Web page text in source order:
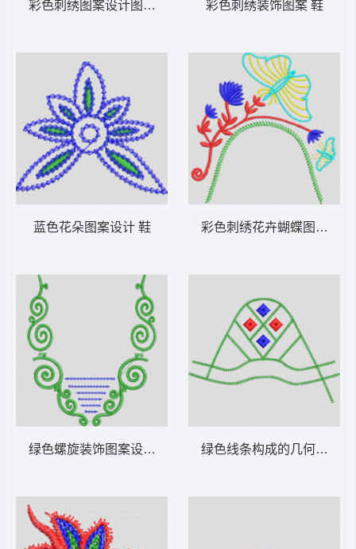
彩色刺绣图案设计图 鞋
蓝色花朵图案设计 鞋
绿色螺旋装饰图案设计 鞋
彩色刺绣装饰图案 鞋
彩色刺绣花卉蝴蝶图案 鞋
绿色线条构成的几何图案 鞋